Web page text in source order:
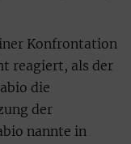
Konfrontation
reagiert, als der
die
der
nannte in